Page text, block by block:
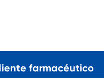
farmacéutico